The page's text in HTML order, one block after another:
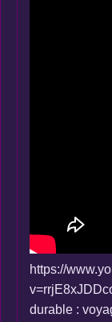
https://
durable :